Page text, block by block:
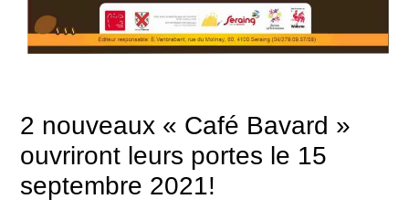
2 nouveaux « Café Bavard »
ouvriront leurs portes le 15
septembre 2021!